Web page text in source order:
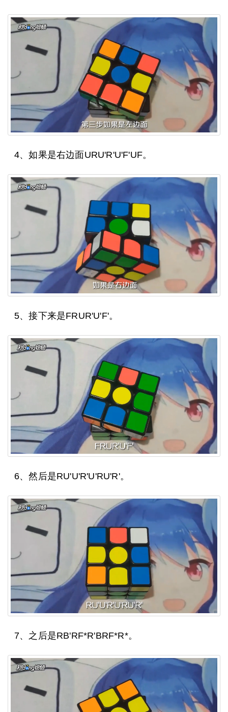
4、如果是右边面URU'R'U'F'UF。
5、接下来是FRUR'U'F'。
6、然后是RU'U'R'U'RU'R'。
7、之后是RB'RF*R'BRF*R*。